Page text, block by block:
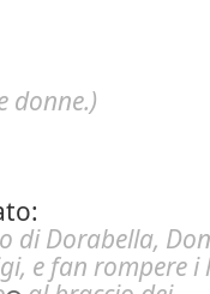
donne.)
di Dorabella, Don
e fan rompere i